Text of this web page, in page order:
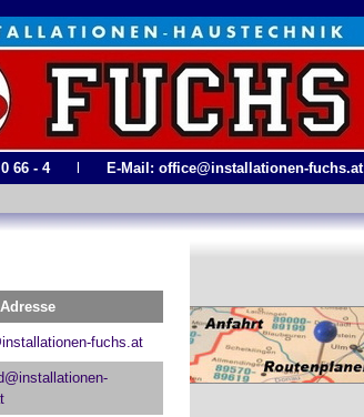
66 - 4
E-Mail: office@installationen-fuchs.at
fuchs.at